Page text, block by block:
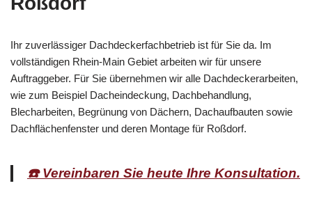
Ihr zuverlässiger Dachdeckerfachbetrieb ist für Sie da. Im
vollständigen Rhein-Main Gebiet arbeiten wir für unsere
Auftraggeber. Für Sie übernehmen wir alle Dachdeckerarbeiten,
wie zum Beispiel Dacheindeckung, Dachbehandlung,
Blecharbeiten, Begrünung von Dächern, Dachaufbauten sowie
Dachflächenfenster und deren Montage für Roßdorf.
☎️ Vereinbaren Sie heute Ihre Konsultation.